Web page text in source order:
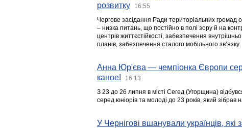
розвитку
16:55
Чергове засідання Ради територіальних громад
– низка питань, що постійно в полі зору й на
центрів життєстійкості, забезпечення
планів, забезпечення сталого мобільного зв’язку.
Анна Юр'єва — чемпіонка Європи
каное!
16:13
З 23 до 26 липня в місті Сегед (Угорщина)
серед юніорів та молоді до 23 років, який
У Чернігові вшанували українців, які